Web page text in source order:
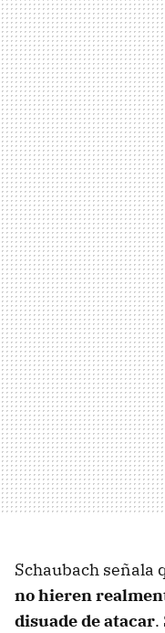
Schaubach señala
no hieren
disuade de atacar.